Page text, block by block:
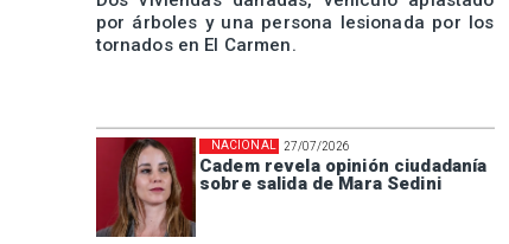
27/07/2026
Cadem revela opinión ciudadanía
sobre salida de Mara Sedini
NACIONAL
por árboles y una persona lesionada por los
tornados en El Carmen.